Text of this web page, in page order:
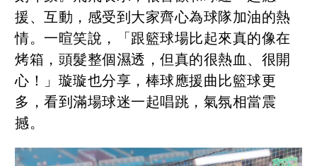
援、互動，感受到大家齊心為球隊加油的熱
情。一暄笑說，「跟籃球場比起來真的像在
烤箱，頭髮整個濕透，但真的很熱血、很開
心！」璇璇也分享，棒球應援曲比籃球更
多，看到滿場球迷一起唱跳，氣氛相當震
撼。